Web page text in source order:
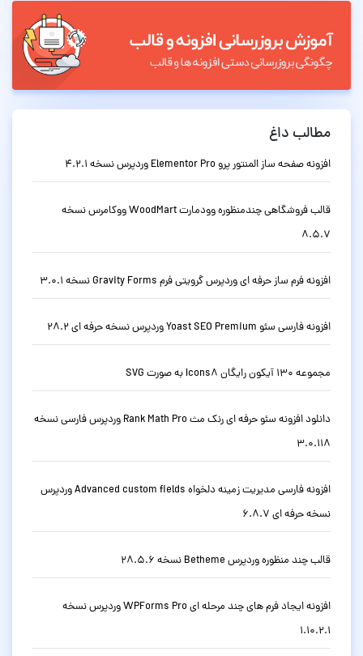
مطالب داغ
افزونه صفحه ساز المنتور پرو Elementor Pro وردپرس نسخه 4.2.1
قالب فروشگاهی چندمنظوره وودمارت WoodMart ووکامرس نسخه
8.5.7
افزونه فرم ساز حرفه ای وردپرس گرویتی فرم Gravity Forms نسخه 3.0.1
افزونه فارسی سئو Yoast SEO Premium وردپرس نسخه حرفه ای 28.2
مجموعه 130 آیکون رایگان Icons8 به صورت SVG
دانلود افزونه سئو حرفه ای رنک مث Rank Math Pro وردپرس فارسی نسخه
3.0.118
افزونه فارسی مدیریت زمینه دلخواه Advanced custom fields وردپرس
نسخه حرفه ای 6.8.7
قالب چند منظوره وردپرس Betheme نسخه 28.5.6
افزونه ایجاد فرم های چند مرحله ای WPForms Pro وردپرس نسخه
1.10.2.1